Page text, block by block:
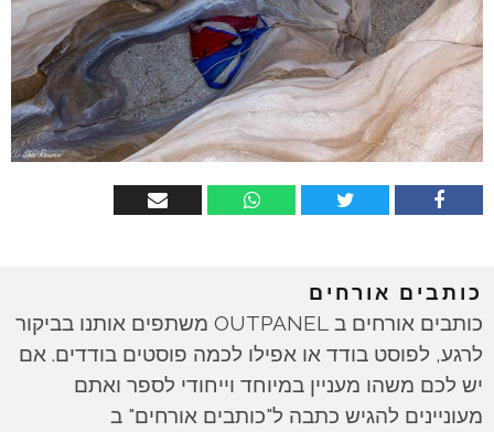
כותבים אורחים
כותבים אורחים ב OUTPANEL משתפים אותנו בביקור
לרגע, לפוסט בודד או אפילו לכמה פוסטים בודדים. אם
יש לכם משהו מעניין במיוחד וייחודי לספר ואתם
מעוניינים להגיש כתבה ל"כותבים אורחים" ב